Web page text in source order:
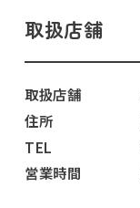
取扱店舗
取扱店舗
住所
TEL
営業時間